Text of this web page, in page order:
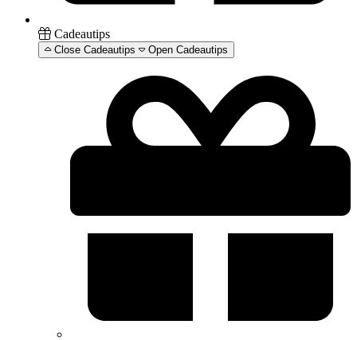
Cadeautips
Close Cadeautips Open Cadeautips